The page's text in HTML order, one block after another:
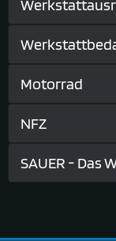
Motorrad
NFZ
SAUER - Das